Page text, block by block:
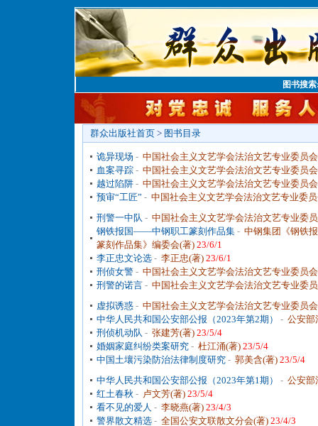
图书搜
群众出版社首页 > 图书目录
诡异现场 - 中国社会主义文艺学会法治文艺专业委员
血案寻踪 - 中国社会主义文艺学会法治文艺专业委员
越过陷阱 - 中国社会主义文艺学会法治文艺专业委员
预审“工匠” - 中国社会主义文艺学会法治文艺专业委
刑警一中队 - 中国社会主义文艺学会法治文艺专业委
钢铁报国——中钢职工篆刻作品集 - 中钢集团《钢铁
篆刻作品集》编委会(著) 23/6/1
李正忠文论选 - 李正忠(著) 23/6/1
刑侦女警 - 中国社会主义文艺学会法治文艺专业委员
刑警的诺言 - 中国社会主义文艺学会法治文艺专业委
虚拟诱惑 - 中国社会主义文艺学会法治文艺专业委员
中华人民共和国公安部公报（2023年第2期）
- 公安部
刑侦机动队 - 张建芳(著) 23/5/4
婚姻家庭纠纷类案研究 - 杜江涌(著) 23/5/4
中国土壤污染防治法律制度研究 - 郭美含(著) 23/5/4
中华人民共和国公安部公报（2023年第1期）
- 公安部
红土春秋 - 卢文芳(著) 23/5/4
看不见的爱人 - 李晓燕(著) 23/4/3
警界散文精选 - 全国公安文联散文分会(著) 23/4/3